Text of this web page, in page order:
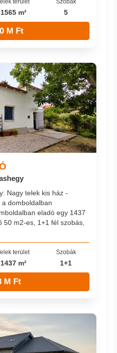
1565 m² 5
M Ft
Nagy telek kis ház -
domboldalban
eladó egy 1437
m2-es, 1+1 fél szobás,
terület
1437 m²
Szobák
1+1
M Ft